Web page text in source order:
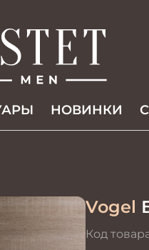
НОВИНКИ
Vogel
Код